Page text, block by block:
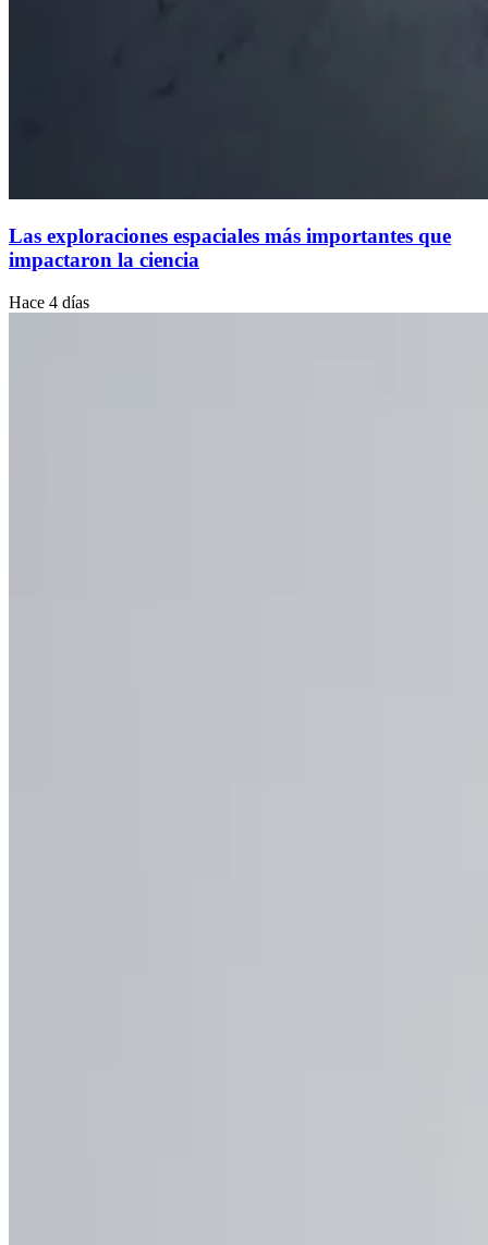
Las exploraciones espaciales más importantes que
impactaron la ciencia
Hace 4 días